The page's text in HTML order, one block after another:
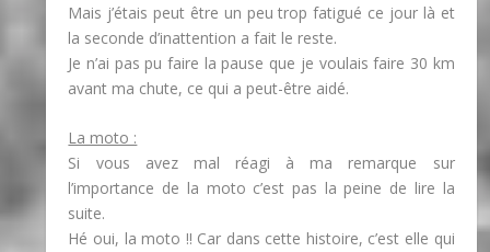
Mais j’étais peut être un peu trop fatigué ce jour là et
la seconde d’inattention a fait le reste.
Je n’ai pas pu faire la pause que je voulais faire 30 km
avant ma chute, ce qui a peut-être aidé.
La moto :
Si vous avez mal réagi à ma remarque sur
l’importance de la moto c’est pas la peine de lire la
suite.
Hé oui, la moto !! Car dans cette histoire, c’est elle qui